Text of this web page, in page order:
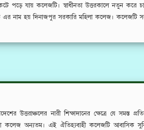
পড়ে যায় কলেজটি। স্বাধীনতা উত্তরকালে নতুন করে
নাম হয় দিনাজপুর সরকারি মহিলা কলেজ। কলেজটি
উত্তরাঞ্চলের নারী শিক্ষাদানের ক্ষেত্রে যে সমস্ত
কলেজ অন্যতম। এই ঐতিহ্যবাহী কলেজটি আবাসিক